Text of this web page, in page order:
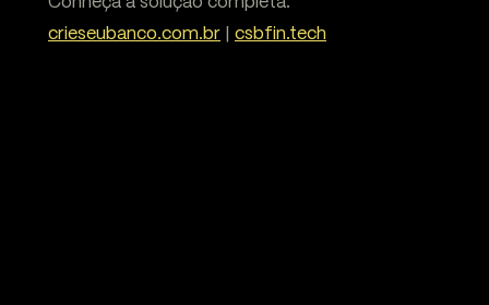
crieseubanco.com.br
csbfin.tech